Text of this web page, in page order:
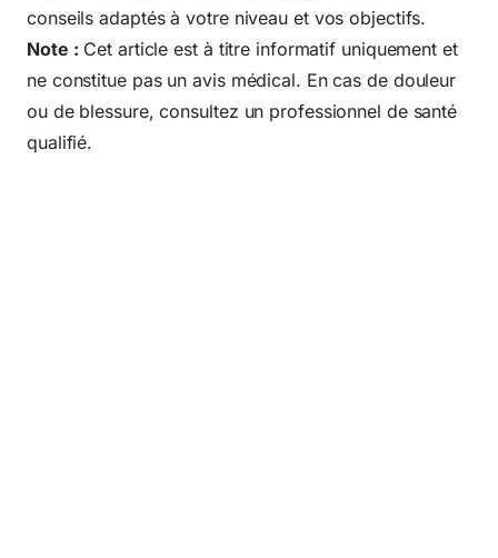
conseils adaptés à votre niveau et vos objectifs.
Note : Cet article est à titre informatif uniquement et
ne constitue pas un avis médical. En cas de douleur
ou de blessure, consultez un professionnel de santé
qualifié.